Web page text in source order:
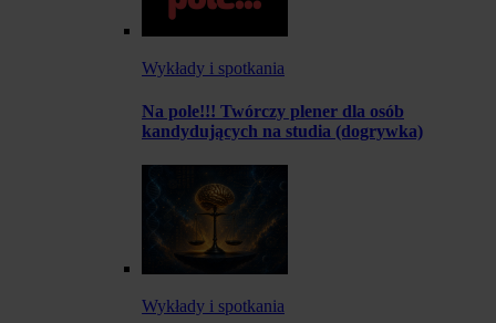
Wykłady i spotkania
Na pole!!! Twórczy plener dla osób
kandydujących na studia (dogrywka)
Wykłady i spotkania